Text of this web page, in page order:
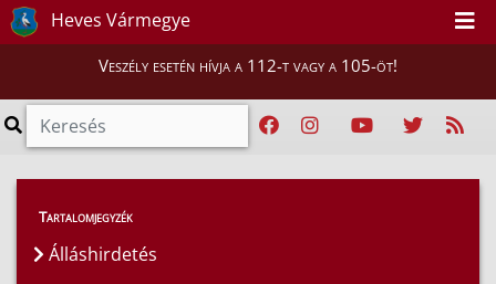
Heves Vármegye
Veszély esetén hívja a 112-t vagy a 105-öt!
Magunkról
Tartalomjegyzék
Álláshirdetés